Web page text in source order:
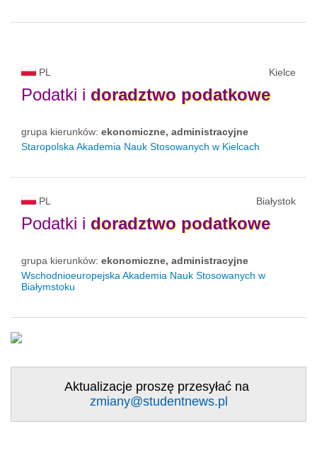
PL Kielce
Podatki i doradztwo podatkowe
grupa kierunków: ekonomiczne, administracyjne
Staropolska Akademia Nauk Stosowanych w Kielcach
PL Białystok
Podatki i doradztwo podatkowe
grupa kierunków: ekonomiczne, administracyjne
Wschodnioeuropejska Akademia Nauk Stosowanych w
Białymstoku
Aktualizacje proszę przesyłać na
zmiany@studentnews.pl